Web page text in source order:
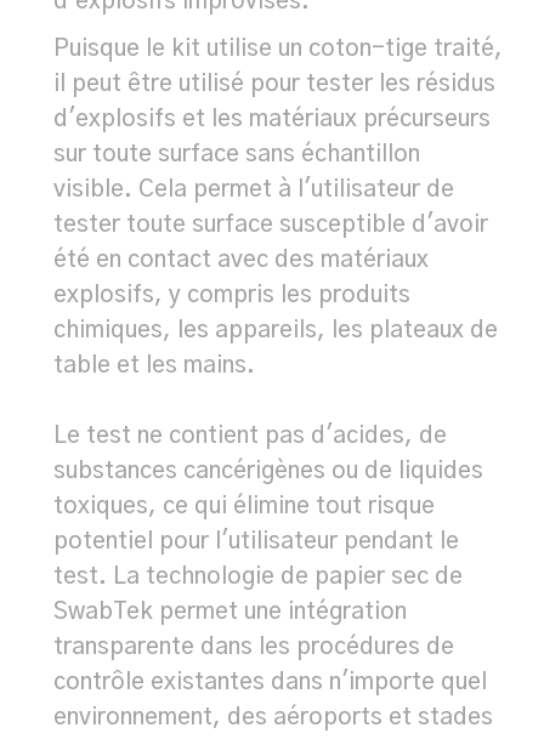
Puisque le kit utilise un coton-tige traité,
il peut être utilisé pour tester les résidus
d'explosifs et les matériaux précurseurs
sur toute surface sans échantillon
visible. Cela permet à l'utilisateur de
tester toute surface susceptible d'avoir
été en contact avec des matériaux
explosifs, y compris les produits
chimiques, les appareils, les plateaux de
table et les mains.
Le test ne contient pas d'acides, de
substances cancérigènes ou de liquides
toxiques, ce qui élimine tout risque
potentiel pour l'utilisateur pendant le
test. La technologie de papier sec de
SwabTek permet une intégration
transparente dans les procédures de
contrôle existantes dans n'importe quel
environnement, des aéroports et stades